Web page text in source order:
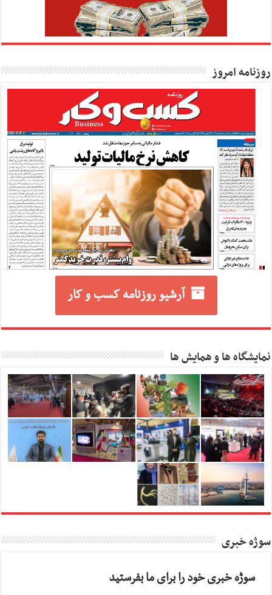
روزنامه امروز
آرشیو روزنامه کسب و کار
نمایشگاه ها و همایش ها
سوژه خبری
سوژه خبری خود را برای ما بفرستید